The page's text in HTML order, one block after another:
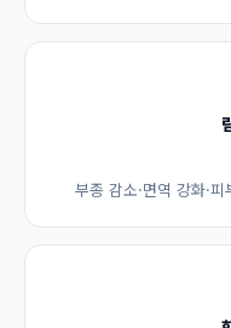
부종 감소·면역 강화·